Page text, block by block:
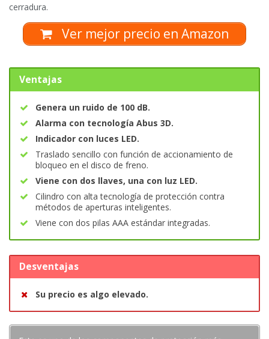
cerradura.
Ver mejor precio en Amazon
Ventajas
Genera un ruido de 100 dB.
Alarma con tecnología Abus 3D.
Indicador con luces LED.
Traslado sencillo con función de accionamiento de
bloqueo en el disco de freno.
Viene con dos llaves, una con luz LED.
Cilindro con alta tecnología de protección contra
métodos de aperturas inteligentes.
Viene con dos pilas AAA estándar integradas.
Desventajas
Su precio es algo elevado.